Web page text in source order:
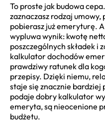
To proste jak budowa
zaznaczasz rodzaj umowy,
pobierasz już emeryturę.
wypluwa wynik: kwotę
poszczególnych składek i
kalkulator dochodów
prawdziwy ratunek dla
przepisy. Dzięki niemu,
staje się znacznie
podaje dobry kalkulator
emeryta, są nieocenione
budżetu.